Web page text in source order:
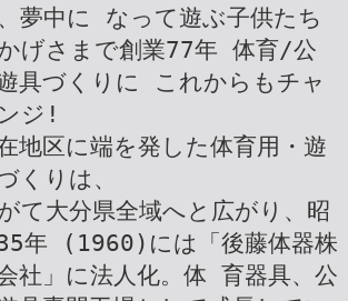
夢中に なって遊ぶ子供たち
げさまで創業77年 体育/公
具づくりに これからもチャ
ジ!
地区に端を発した体育用・遊
くりは、
て大分県全域へと広がり、昭
年 (1960)には「後藤体器株
社」に法人化。体 育器具、公